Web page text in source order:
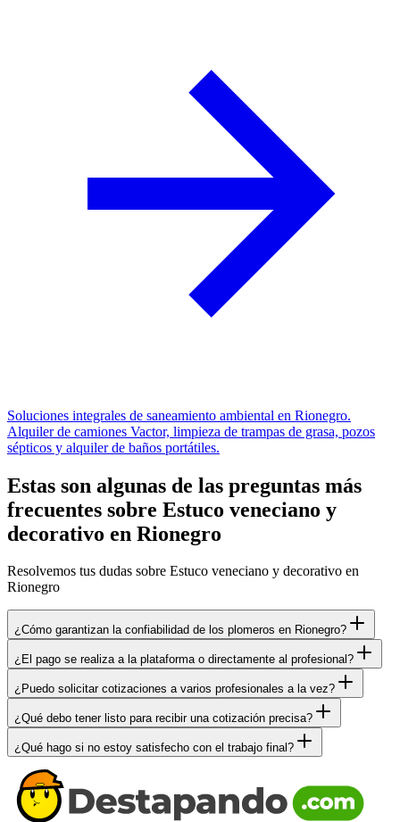
Soluciones integrales de saneamiento ambiental en Rionegro.
Alquiler de camiones Vactor, limpieza de trampas de grasa, pozos
sépticos y alquiler de baños portátiles.
Estas son algunas de las preguntas más
frecuentes sobre Estuco veneciano y
decorativo en Rionegro
Resolvemos tus dudas sobre Estuco veneciano y decorativo en
Rionegro
¿Cómo garantizan la confiabilidad de los plomeros en Rionegro?
¿El pago se realiza a la plataforma o directamente al profesional?
¿Puedo solicitar cotizaciones a varios profesionales a la vez?
¿Qué debo tener listo para recibir una cotización precisa?
¿Qué hago si no estoy satisfecho con el trabajo final?